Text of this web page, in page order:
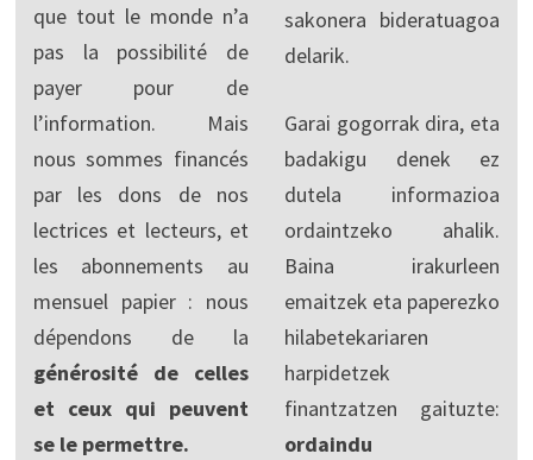
que tout le monde n’a
pas la possibilité de
payer pour de
l’information. Mais
nous sommes financés
par les dons de nos
lectrices et lecteurs, et
les abonnements au
mensuel papier : nous
dépendons de la
générosité de celles
et ceux qui peuvent
se le permettre.
sakonera bideratuagoa
delarik.
Garai gogorrak dira, eta
badakigu denek ez
dutela informazioa
ordaintzeko ahalik.
Baina irakurleen
emaitzek eta paperezko
hilabetekariaren
harpidetzek
finantzatzen gaituzte:
ordaindu